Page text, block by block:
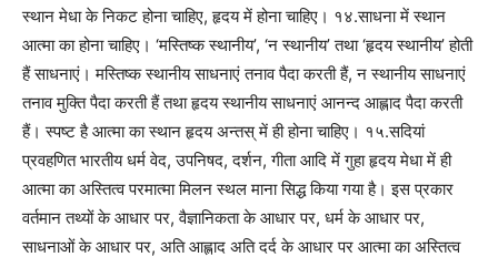
स्थान मेधा के निकट होना चाहिए, हृदय में होना चाहिए। १४.साधना में स्थान
आत्मा का होना चाहिए। ‘मस्तिष्क स्थानीय’, ‘न स्थानीय’ तथा ‘हृदय स्थानीय’ होती
हैं साधनाएं। मस्तिष्क स्थानीय साधनाएं तनाव पैदा करती हैं, न स्थानीय साधनाएं
तनाव मुक्ति पैदा करती हैं तथा हृदय स्थानीय साधनाएं आनन्द आह्लाद पैदा करती
हैं। स्पष्ट है आत्मा का स्थान हृदय अन्तस् में ही होना चाहिए। १५.सदियां
प्रवहणित भारतीय धर्म वेद, उपनिषद, दर्शन, गीता आदि में गुहा हृदय मेधा में ही
आत्मा का अस्तित्व परमात्मा मिलन स्थल माना सिद्ध किया गया है। इस प्रकार
वर्तमान तथ्यों के आधार पर, वैज्ञानिकता के आधार पर, धर्म के आधार पर,
साधनाओं के आधार पर, अति आह्लाद अति दर्द के आधार पर आत्मा का अस्तित्व